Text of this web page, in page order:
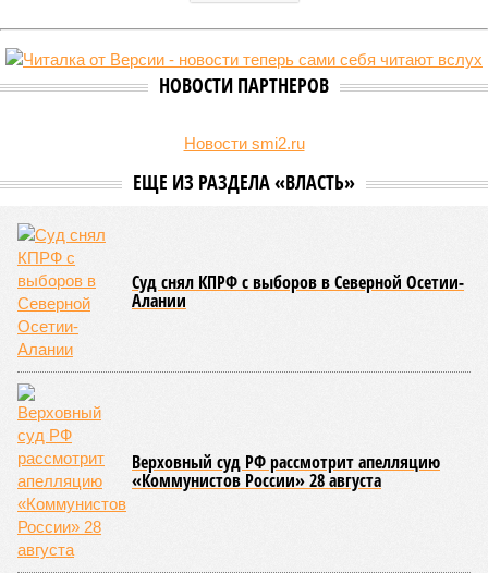
НОВОСТИ ПАРТНЕРОВ
Новости smi2.ru
Россию призвали поменять статус Одессы
«Жара века» накрыла российские регионы
ЕЩЕ ИЗ РАЗДЕЛА «ВЛАСТЬ»
Суд снял КПРФ с выборов в Северной Осетии-
Алании